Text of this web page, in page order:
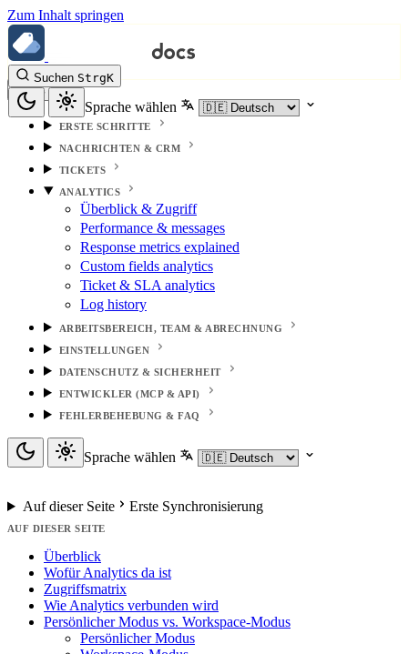
Zum Inhalt springen
Suchen StrgK
Sprache wählen
ERSTE SCHRITTE
NACHRICHTEN & CRM
TICKETS
ANALYTICS
Überblick & Zugriff
Performance & messages
Response metrics explained
Custom fields analytics
Ticket & SLA analytics
Log history
ARBEITSBEREICH, TEAM & ABRECHNUNG
EINSTELLUNGEN
DATENSCHUTZ & SICHERHEIT
ENTWICKLER (MCP & API)
FEHLERBEHEBUNG & FAQ
Sprache wählen
Auf dieser Seite Erste Synchronisierung
AUF DIESER SEITE
Überblick
Wofür Analytics da ist
Zugriffsmatrix
Wie Analytics verbunden wird
Persönlicher Modus vs. Workspace-Modus
Persönlicher Modus